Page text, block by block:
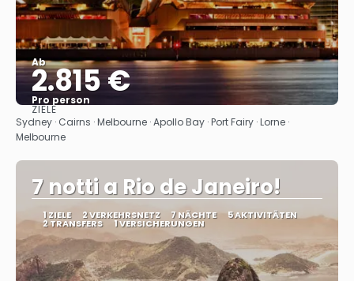
Ab
2.815 €
Pro person
Sehen
ZIELE
Sydney · Cairns · Melbourne · Apollo Bay · Port Fairy · Lorne ·
Melbourne
7 notti a Rio de Janeiro!
1 ZIELE 2 VERKEHRSNETZ 7 NÄCHTE 5 AKTIVITÄTEN
2 TRANSFERS 1 VERSICHERUNGEN